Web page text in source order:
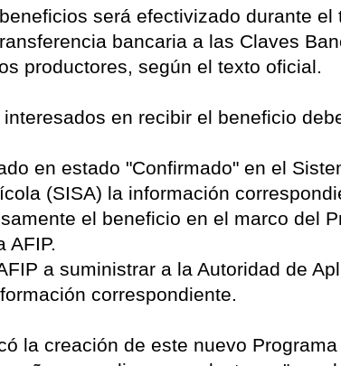
será efectivizado durante
bancaria a las Claves
productores, según el texto oficial.
en recibir el beneficio
en estado "Confirmado" en el
(SISA) la información
el beneficio en el marco del
AFIP.
a suministrar a la Autoridad de
correspondiente.
la creación de este nuevo